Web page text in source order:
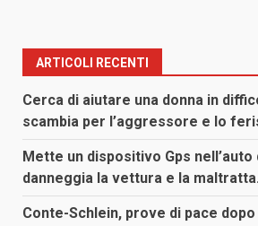
ARTICOLI RECENTI
Cerca di aiutare una donna in
scambia per l’aggressore e lo
Mette un dispositivo Gps
danneggia la vettura e la
Conte-Schlein, prove di pace